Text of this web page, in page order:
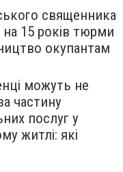
священника
на 15 років тюрми
окупантам
можуть не
частину
послуг у
житлі: які